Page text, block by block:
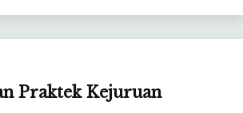
Praktek Kejuruan